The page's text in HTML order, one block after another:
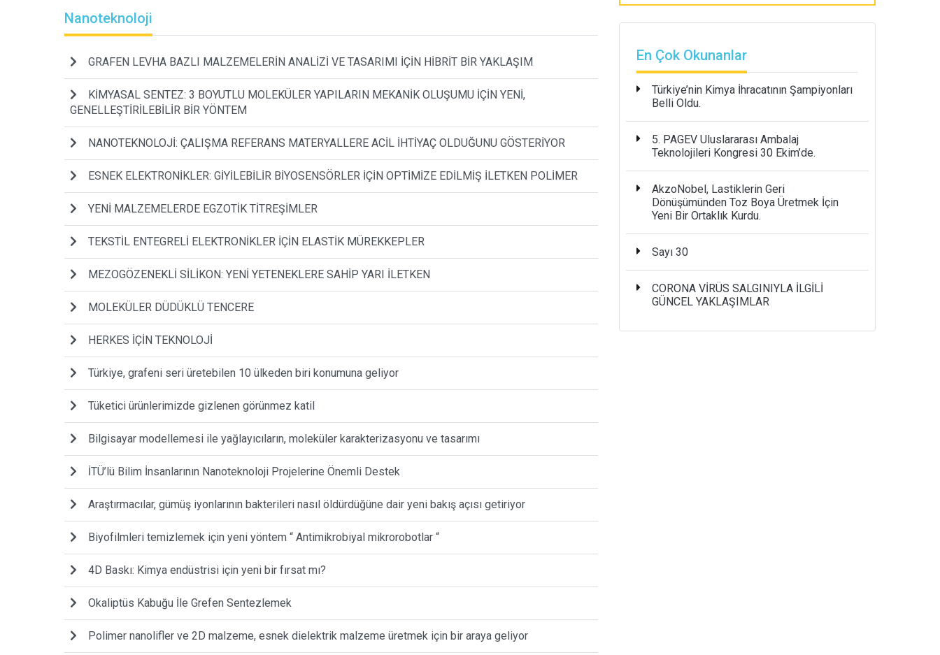
Nanoteknoloji
GRAFEN LEVHA BAZLI MALZEMELERİN ANALİZİ VE TASARIMI İÇİN HİBRİT BİR YAKLAŞIM
KİMYASAL SENTEZ: 3 BOYUTLU MOLEKÜLER YAPILARIN MEKANİK OLUŞUMU İÇİN YENİ,
GENELLEŞTİRİLEBİLİR BİR YÖNTEM
NANOTEKNOLOJİ: ÇALIŞMA REFERANS MATERYALLERE ACİL İHTİYAÇ OLDUĞUNU GÖSTERİYOR
ESNEK ELEKTRONİKLER: GİYİLEBİLİR BİYOSENSÖRLER İÇİN OPTİMİZE EDİLMİŞ İLETKEN POLİMER
YENİ MALZEMELERDE EGZOTİK TİTREŞİMLER
TEKSTİL ENTEGRELİ ELEKTRONİKLER İÇİN ELASTİK MÜREKKEPLER
MEZOGÖZENEKLİ SİLİKON: YENİ YETENEKLERE SAHİP YARI İLETKEN
MOLEKÜLER DÜDÜKLÜ TENCERE
HERKES İÇİN TEKNOLOJİ
Türkiye, grafeni seri üretebilen 10 ülkeden biri konumuna geliyor
Tüketici ürünlerimizde gizlenen görünmez katil
Bilgisayar modellemesi ile yağlayıcıların, moleküler karakterizasyonu ve tasarımı
İTÜ’lü Bilim İnsanlarının Nanoteknoloji Projelerine Önemli Destek
Araştırmacılar, gümüş iyonlarının bakterileri nasıl öldürdüğüne dair yeni bakış açısı getiriyor
Biyofilmleri temizlemek için yeni yöntem “ Antimikrobiyal mikrorobotlar “
4D Baskı: Kimya endüstrisi için yeni bir fırsat mı?
Okaliptüs Kabuğu İle Grefen Sentezlemek
Polimer nanolifler ve 2D malzeme, esnek dielektrik malzeme üretmek için bir araya geliyor
En Çok Okunanlar
Türkiye’nin Kimya İhracatının Şampiyonları
Belli Oldu.
5. PAGEV Uluslararası Ambalaj
Teknolojileri Kongresi 30 Ekim’de.
AkzoNobel, Lastiklerin Geri
Dönüşümünden Toz Boya Üretmek İçin
Yeni Bir Ortaklık Kurdu.
Sayı 30
CORONA VİRÜS SALGINIYLA İLGİLİ
GÜNCEL YAKLAŞIMLAR